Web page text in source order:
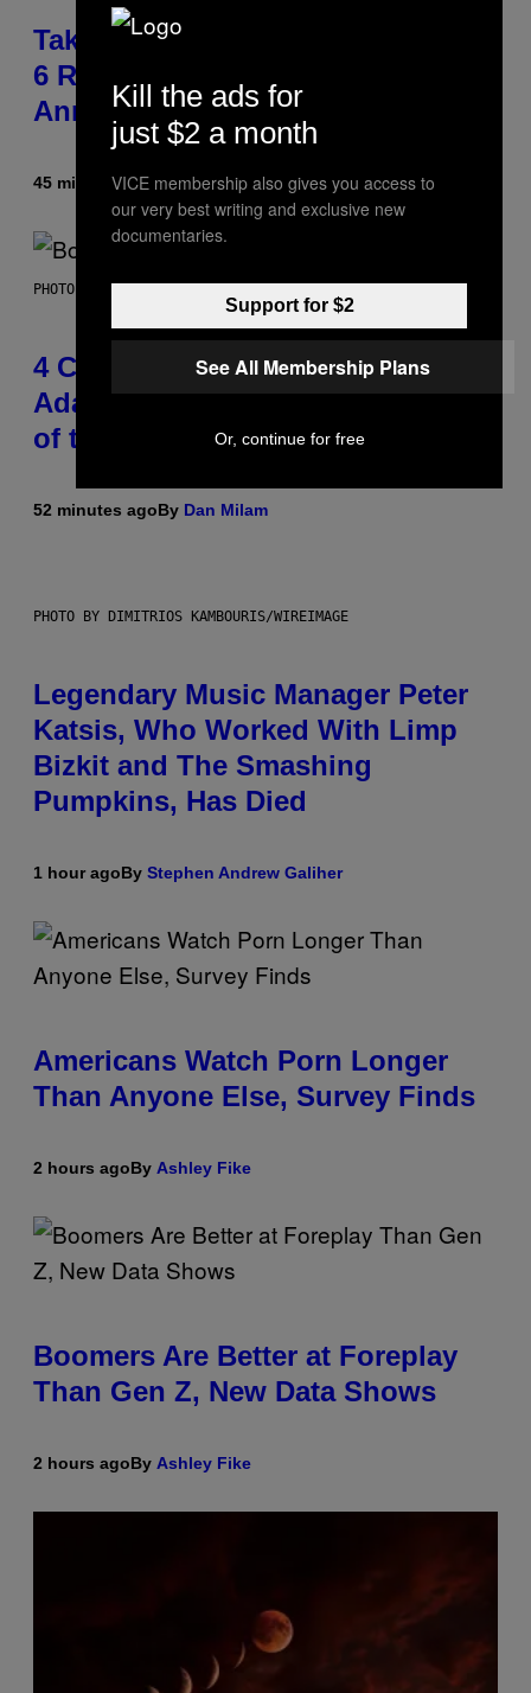
Take-Two Doubles Down on GTA
6 Release Date Following Netflix
Announcement
45 minutes agoByBrent Koepp
PHOTO BY FRANK MICELOTTA/IMAGEDIRECT
4 Classic Rock Bands That
Adapted to the New Rock Sound
of the 2000s
52 minutes agoBy Dan Milam
PHOTO BY DIMITRIOS KAMBOURIS/WIREIMAGE
Legendary Music Manager Peter
Katsis, Who Worked With Limp
Bizkit and The Smashing
Pumpkins, Has Died
1 hour agoBy Stephen Andrew Galiher
Americans Watch Porn Longer
Than Anyone Else, Survey Finds
2 hours agoBy Ashley Fike
Boomers Are Better at Foreplay
Than Gen Z, New Data Shows
2 hours agoBy Ashley Fike
Kill the ads for
just $2 a month
VICE membership also gives you access to
our very best writing and exclusive new
documentaries.
Support for $2
See All Membership Plans
Or, continue for free